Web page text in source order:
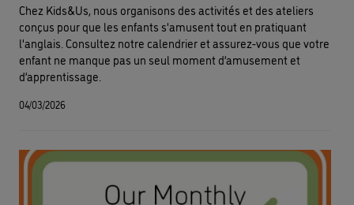
Chez Kids&Us, nous organisons des activités et des ateliers
conçus pour que les enfants s'amusent tout en pratiquant
l'anglais. Consultez notre calendrier et assurez-vous que votre
enfant ne manque pas un seul moment d’amusement et
d’apprentissage.
04/03/2026